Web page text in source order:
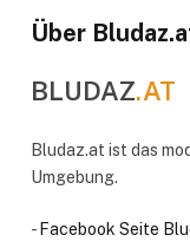
Über
BLUDAZ.AT
Bludaz.at ist das
Umgebung.
- Facebook Seite